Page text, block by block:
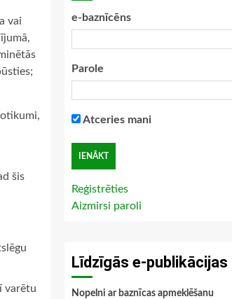
vai
šis
varētu
e-baznīcēns
Parole
Atceries mani
Reģistrēties
Aizmirsi paroli
Līdzīgās e-publikācijas
Nopelni ar baznīcas apmeklēšanu